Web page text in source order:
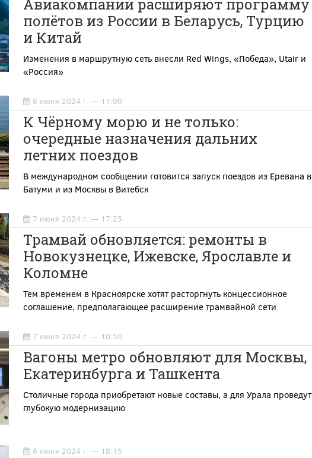
Авиакомпании расширяют программу
полётов из России в Беларусь, Турцию
и Китай
Изменения в маршрутную сеть внесли Red Wings, «Победа», Utair и
«Россия»
8 июня 2024 г. — 11:00
К Чёрному морю и не только:
очередные назначения дальних
летних поездов
В международном сообщении готовится запуск поездов из Еревана в
Батуми и из Москвы в Витебск
7 июня 2024 г. — 17:25
Трамвай обновляется: ремонты в
Новокузнецке, Ижевске, Ярославле и
Коломне
Тем временем в Красноярске хотят расторгнуть концессионное
соглашение, предполагающее расширение трамвайной сети
7 июня 2024 г. — 10:50
Вагоны метро обновляют для Москвы,
Екатеринбурга и Ташкента
Столичные города приобретают новые составы, а для Урала проведут
глубокую модернизацию
6 июня 2024 г. — 18:15